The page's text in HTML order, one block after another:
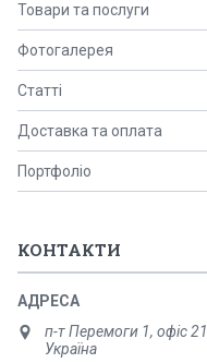
Товари та послуги
Фотогалерея
Статті
Доставка та оплата
Портфоліо
КОНТАКТИ
п-т Перемоги 1, офіс
Україна